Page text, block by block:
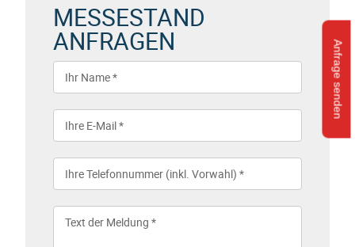
Anfrage senden
MESSESTAND
ANFRAGEN